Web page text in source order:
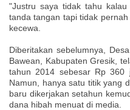
"Justru saya tidak tahu
tanda tangan tapi tidak
kecewa.
Diberitakan sebelumnya,
Bawean, Kabupaten Gresik,
tahun 2014 sebesar Rp 360
Namun, hanya satu titik yang
baru dikerjakan setahun
dana hibah menuat di media.